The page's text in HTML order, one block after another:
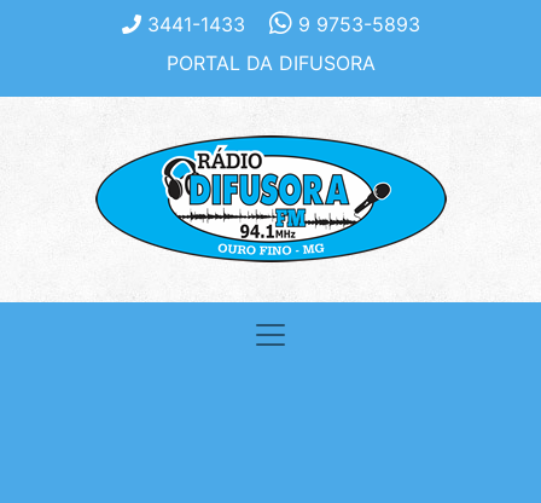
3441-1433
9 9753-5893
PORTAL DA DIFUSORA